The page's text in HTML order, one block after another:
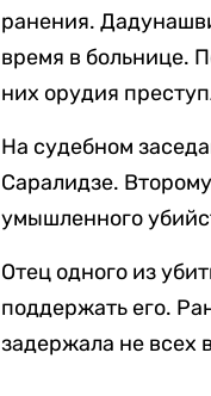
ранения.
время в больнице.
них орудия
На судебном
Саралидзе.
умышленного
Отец одного из
поддержать его.
задержала не всех